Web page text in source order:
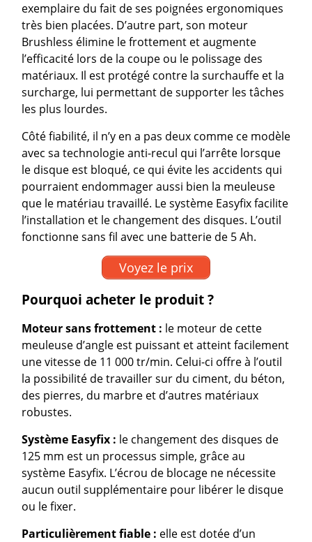
exemplaire du fait de ses poignées ergonomiques
très bien placées. D’autre part, son moteur
Brushless élimine le frottement et augmente
l’efficacité lors de la coupe ou le polissage des
matériaux. Il est protégé contre la surchauffe et la
surcharge, lui permettant de supporter les tâches
les plus lourdes.
Côté fiabilité, il n’y en a pas deux comme ce modèle
avec sa technologie anti-recul qui l’arrête lorsque
le disque est bloqué, ce qui évite les accidents qui
pourraient endommager aussi bien la meuleuse
que le matériau travaillé. Le système Easyfix facilite
l’installation et le changement des disques. L’outil
fonctionne sans fil avec une batterie de 5 Ah.
Voyez le prix
Pourquoi acheter le produit ?
Moteur sans frottement : le moteur de cette
meuleuse d’angle est puissant et atteint facilement
une vitesse de 11 000 tr/min. Celui-ci offre à l’outil
la possibilité de travailler sur du ciment, du béton,
des pierres, du marbre et d’autres matériaux
robustes.
Système Easyfix : le changement des disques de
125 mm est un processus simple, grâce au
système Easyfix. L’écrou de blocage ne nécessite
aucun outil supplémentaire pour libérer le disque
ou le fixer.
Particulièrement fiable : elle est dotée d’un